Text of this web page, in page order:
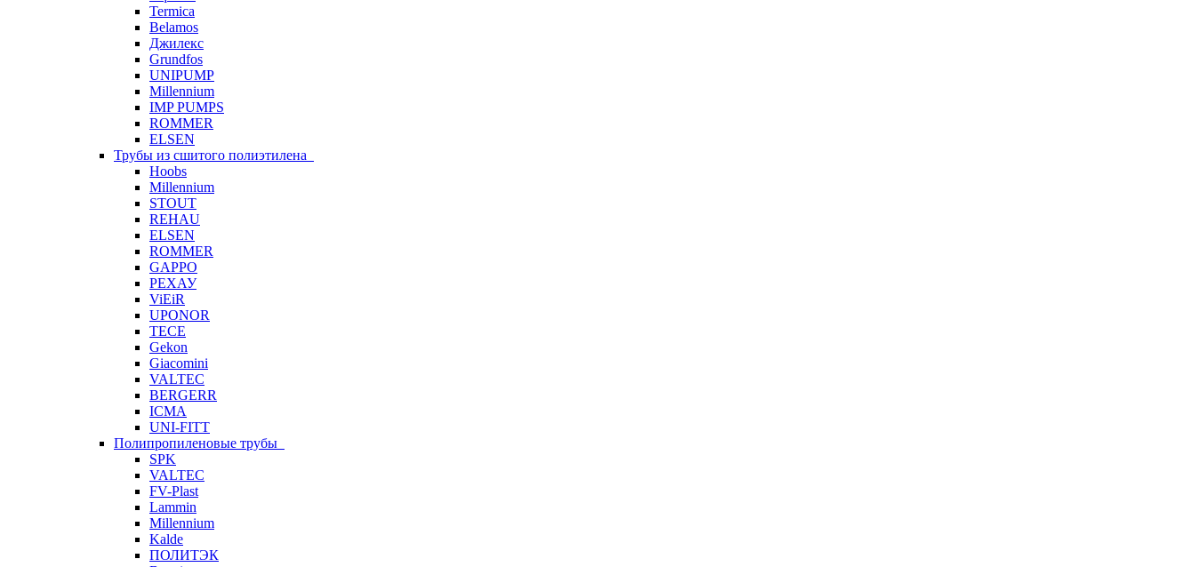
Termica
Belamos
Джилекс
Grundfos
UNIPUMP
Millennium
IMP PUMPS
ROMMER
ELSEN
Трубы из сшитого полиэтилена
Hoobs
Millennium
STOUT
REHAU
ELSEN
ROMMER
GAPPO
РЕХАУ
ViEiR
UPONOR
TECE
Gekon
Giacomini
VALTEC
BERGERR
ICMA
UNI-FITT
Полипропиленовые трубы
SPK
VALTEC
FV-Plast
Lammin
Millennium
Kalde
ПОЛИТЭК